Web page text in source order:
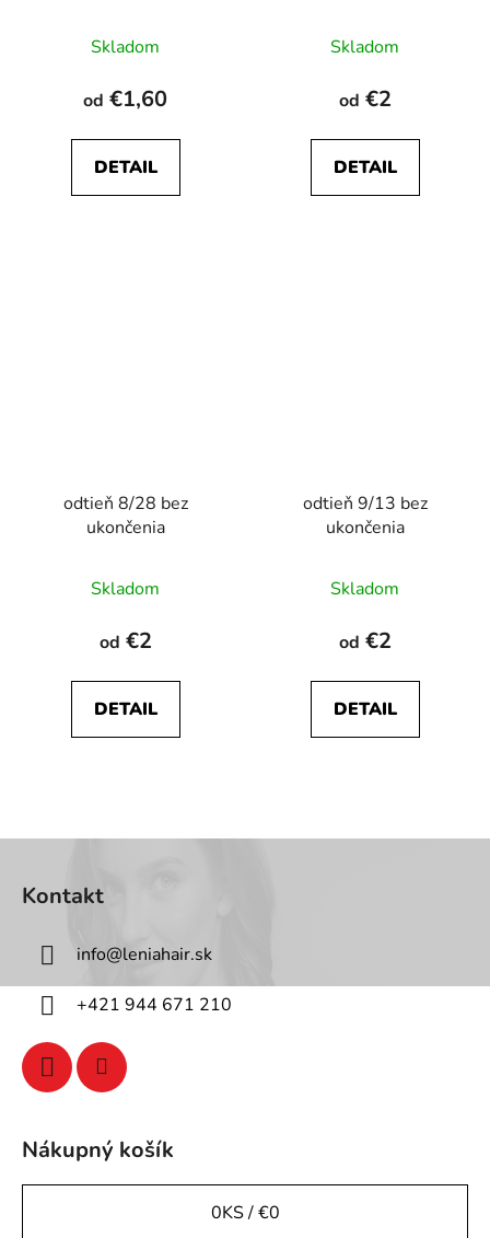
Skladom
od €1,60
DETAIL
Skladom
od €2
DETAIL
odtieň 8/28 bez
ukončenia
Skladom
od €2
DETAIL
odtieň 9/13 bez
ukončenia
Skladom
od €2
DETAIL
i
Kontakt
info@leniahair.sk
+421 944 671 210
Nákupný košík
0KS /€0